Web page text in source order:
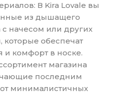
В Kira Lovale вы
из дышащего
с начесом или других
которые обеспечат
и комфорт в носке.
магазина
последним
минималистичных